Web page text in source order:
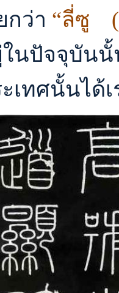
กว่า “ลี่ซู
(
ในปัจจุบันนั้
เทศนั้นได้